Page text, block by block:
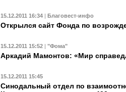
15.12.2011 16:34 Благовест-инфо
Открылся сайт Фонда по
15.12.2011 15:52 | "Фома"
Аркадий Мамонтов: «Мир
15.12.2011 15:45
Синодальный отдел по